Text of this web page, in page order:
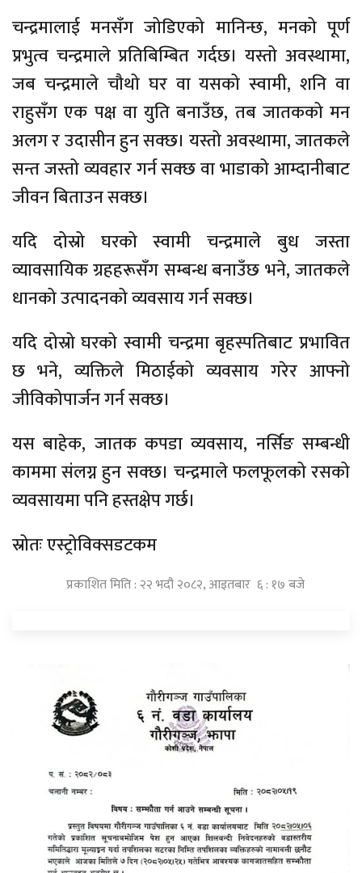
चन्द्रमालाई मनसँग जोडिएको मानिन्छ, मनको पूर्ण
प्रभुत्व चन्द्रमाले प्रतिबिम्बित गर्दछ। यस्तो अवस्थामा,
जब चन्द्रमाले चौथो घर वा यसको स्वामी, शनि वा
राहुसँग एक पक्ष वा युति बनाउँछ, तब जातकको मन
अलग र उदासीन हुन सक्छ। यस्तो अवस्थामा, जातकले
सन्त जस्तो व्यवहार गर्न सक्छ वा भाडाको आम्दानीबाट
जीवन बिताउन सक्छ।
यदि दोस्रो घरको स्वामी चन्द्रमाले बुध जस्ता
व्यावसायिक ग्रहहरूसँग सम्बन्ध बनाउँछ भने, जातकले
धानको उत्पादनको व्यवसाय गर्न सक्छ।
यदि दोस्रो घरको स्वामी चन्द्रमा बृहस्पतिबाट प्रभावित
छ भने, व्यक्तिले मिठाईको व्यवसाय गरेर आफ्नो
जीविकोपार्जन गर्न सक्छ।
यस बाहेक, जातक कपडा व्यवसाय, नर्सिङ सम्बन्धी
काममा संलग्न हुन सक्छ। चन्द्रमाले फलफूलको रसको
व्यवसायमा पनि हस्तक्षेप गर्छ।
स्रोतः एस्ट्रोविक्सडटकम
प्रकाशित मिति : २२ भदौ २०८२, आइतबार ६ : १७ बजे